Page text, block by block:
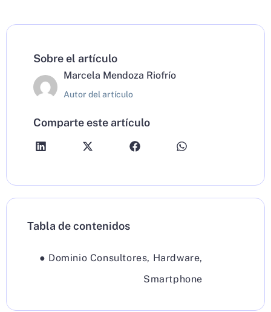
Sobre el artículo
Marcela Mendoza Riofrío
Autor del artículo
Comparte este artículo
Tabla de contenidos
● Dominio Consultores, Hardware,
Smartphone